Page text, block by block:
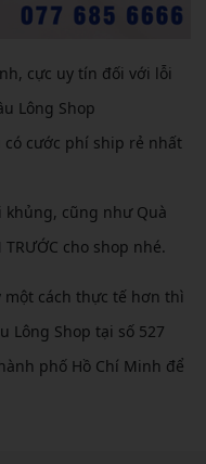
cực uy tín đối với lỗi
Lông Shop
cước phí ship rẻ nhất
khủng, cũng như Quà
TRƯỚC cho shop nhé.
cách thực tế hơn thì
Lông Shop tại số 527
phố Hồ Chí Minh để